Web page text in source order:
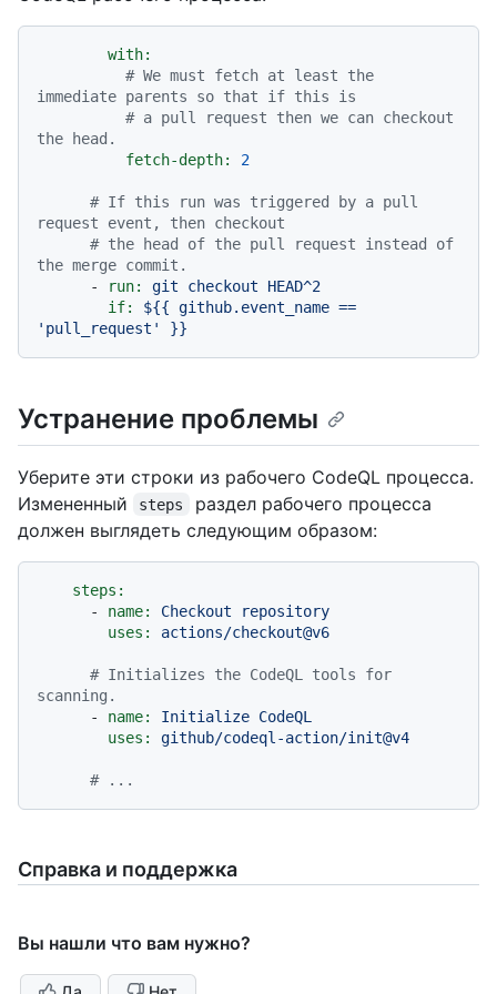
with:
# We must fetch at least the
immediate parents so that if this is
# a pull request then we can checkout
the head.
fetch-depth:
2
# If this run was triggered by a pull
request event, then checkout
# the head of the pull request instead of
the merge commit.
-
run: git checkout
HEAD^2
if:
${{ github.event_name ==
'pull_request'
}}
Устранение проблемы
Уберите эти строки из рабочего CodeQL процесса.
Измененный
steps
раздел рабочего процесса
должен выглядеть следующим образом:
steps:
-
name: Checkout
repository
uses:
actions/checkout@v6
# Initializes the CodeQL tools for
scanning.
-
name: Initialize CodeQL
uses:
github/codeql-action/init@v4
# ...
Справка и поддержка
Вы нашли что вам нужно?